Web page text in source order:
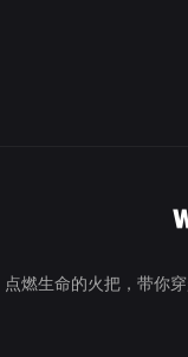
点燃生命的火把，带你